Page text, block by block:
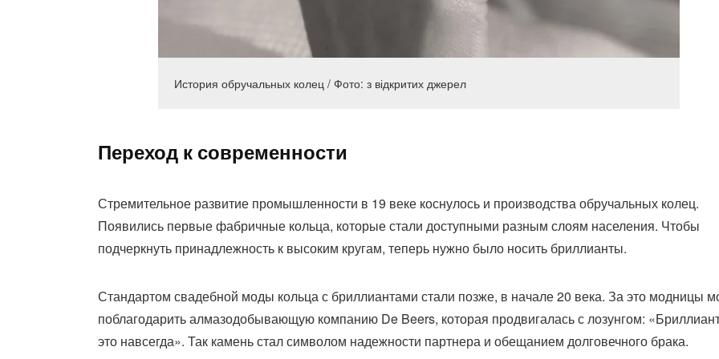
История обручальных колец / Фото: з відкритих джерел
Переход к современности
Стремительное развитие промышленности в 19 веке коснулось и производства обручальных колец.
Появились первые фабричные кольца, которые стали доступными разным слоям населения. Чтобы
подчеркнуть принадлежность к высоким кругам, теперь нужно было носить бриллианты.
Стандартом свадебной моды кольца с бриллиантами стали позже, в начале 20 века. За это модницы
поблагодарить алмазодобывающую компанию De Beers, которая продвигалась с лозунгом:
это навсегда». Так камень стал символом надежности партнера и обещанием долговечного брака.